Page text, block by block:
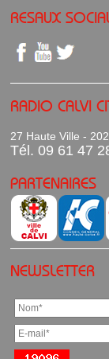
RESAUX
RADIO CALVI
27 Haute Ville -
Tél. 09 61 47
PARTENAIRES
NEWSLETTER